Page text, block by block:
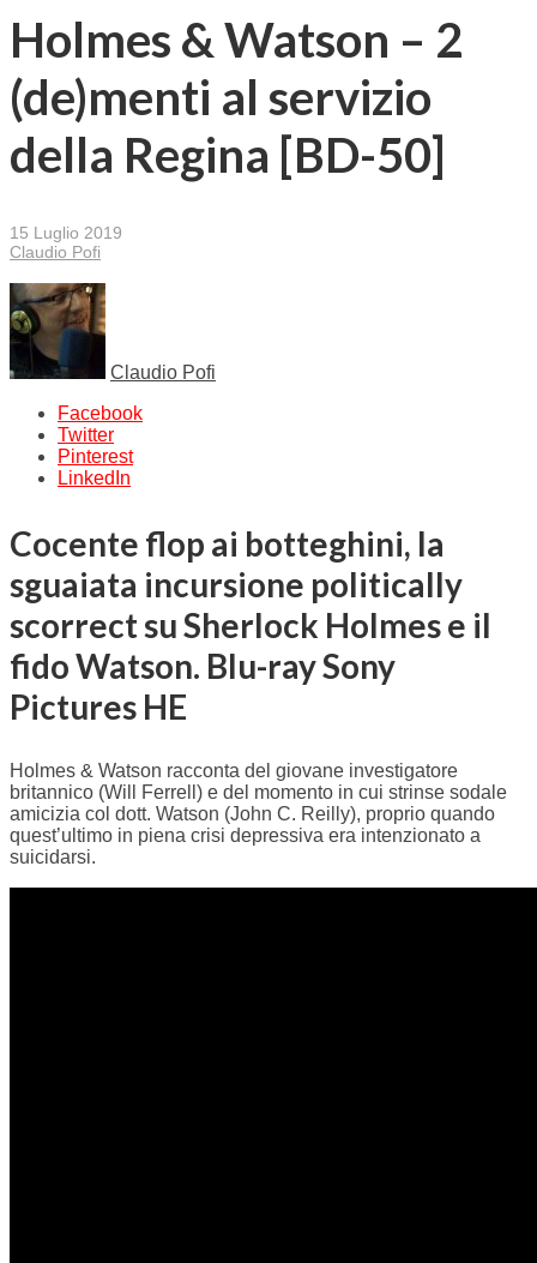
Holmes & Watson – 2
(de)menti al servizio
della Regina [BD-50]
15 Luglio 2019
Claudio Pofi
Claudio Pofi
Facebook
Twitter
Pinterest
LinkedIn
Cocente flop ai botteghini, la
sguaiata incursione politically
scorrect su Sherlock Holmes e il
fido Watson. Blu-ray Sony
Pictures HE
Holmes & Watson racconta del giovane investigatore
britannico (Will Ferrell) e del momento in cui strinse sodale
amicizia col dott. Watson (John C. Reilly), proprio quando
quest’ultimo in piena crisi depressiva era intenzionato a
suicidarsi.